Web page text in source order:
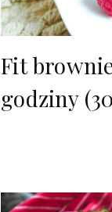
Fit
godziny